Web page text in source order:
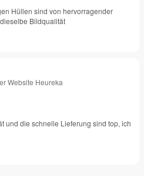
Hüllen sind von hervorragender
Bildqualität
Website Heureka
und die schnelle Lieferung sind top, ich